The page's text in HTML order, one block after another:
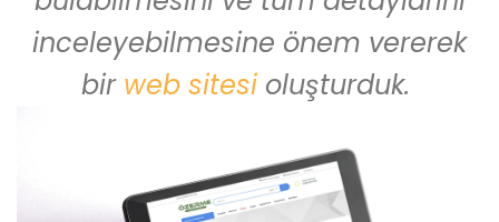
inceleyebilmesine önem vererek
bir web sitesi oluşturduk.